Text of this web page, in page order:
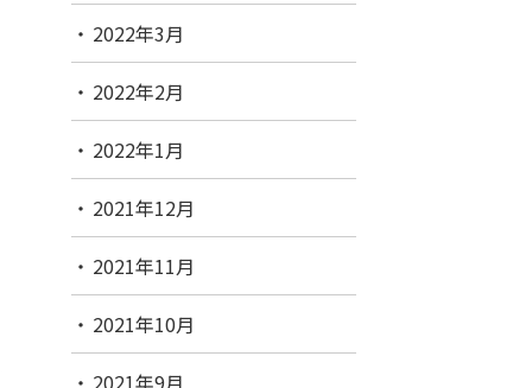
2022年3月
2022年2月
2022年1月
2021年12月
2021年11月
2021年10月
2021年9月